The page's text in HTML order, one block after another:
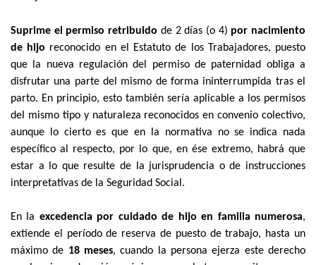
Suprime el permiso retribuido de 2 días (o 4) por nacimiento
de hijo reconocido en el Estatuto de los Trabajadores, puesto
que la nueva regulación del permiso de paternidad obliga a
disfrutar una parte del mismo de forma ininterrumpida tras el
parto. En principio, esto también sería aplicable a los permisos
del mismo tipo y naturaleza reconocidos en convenio colectivo,
aunque lo cierto es que en la normativa no se indica nada
específico al respecto, por lo que, en ése extremo, habrá que
estar a lo que resulte de la jurisprudencia o de instrucciones
interpretativas de la Seguridad Social.
En la excedencia por cuidado de hijo en familia numerosa,
extiende el período de reserva de puesto de trabajo, hasta un
máximo de 18 meses, cuando la persona ejerza este derecho